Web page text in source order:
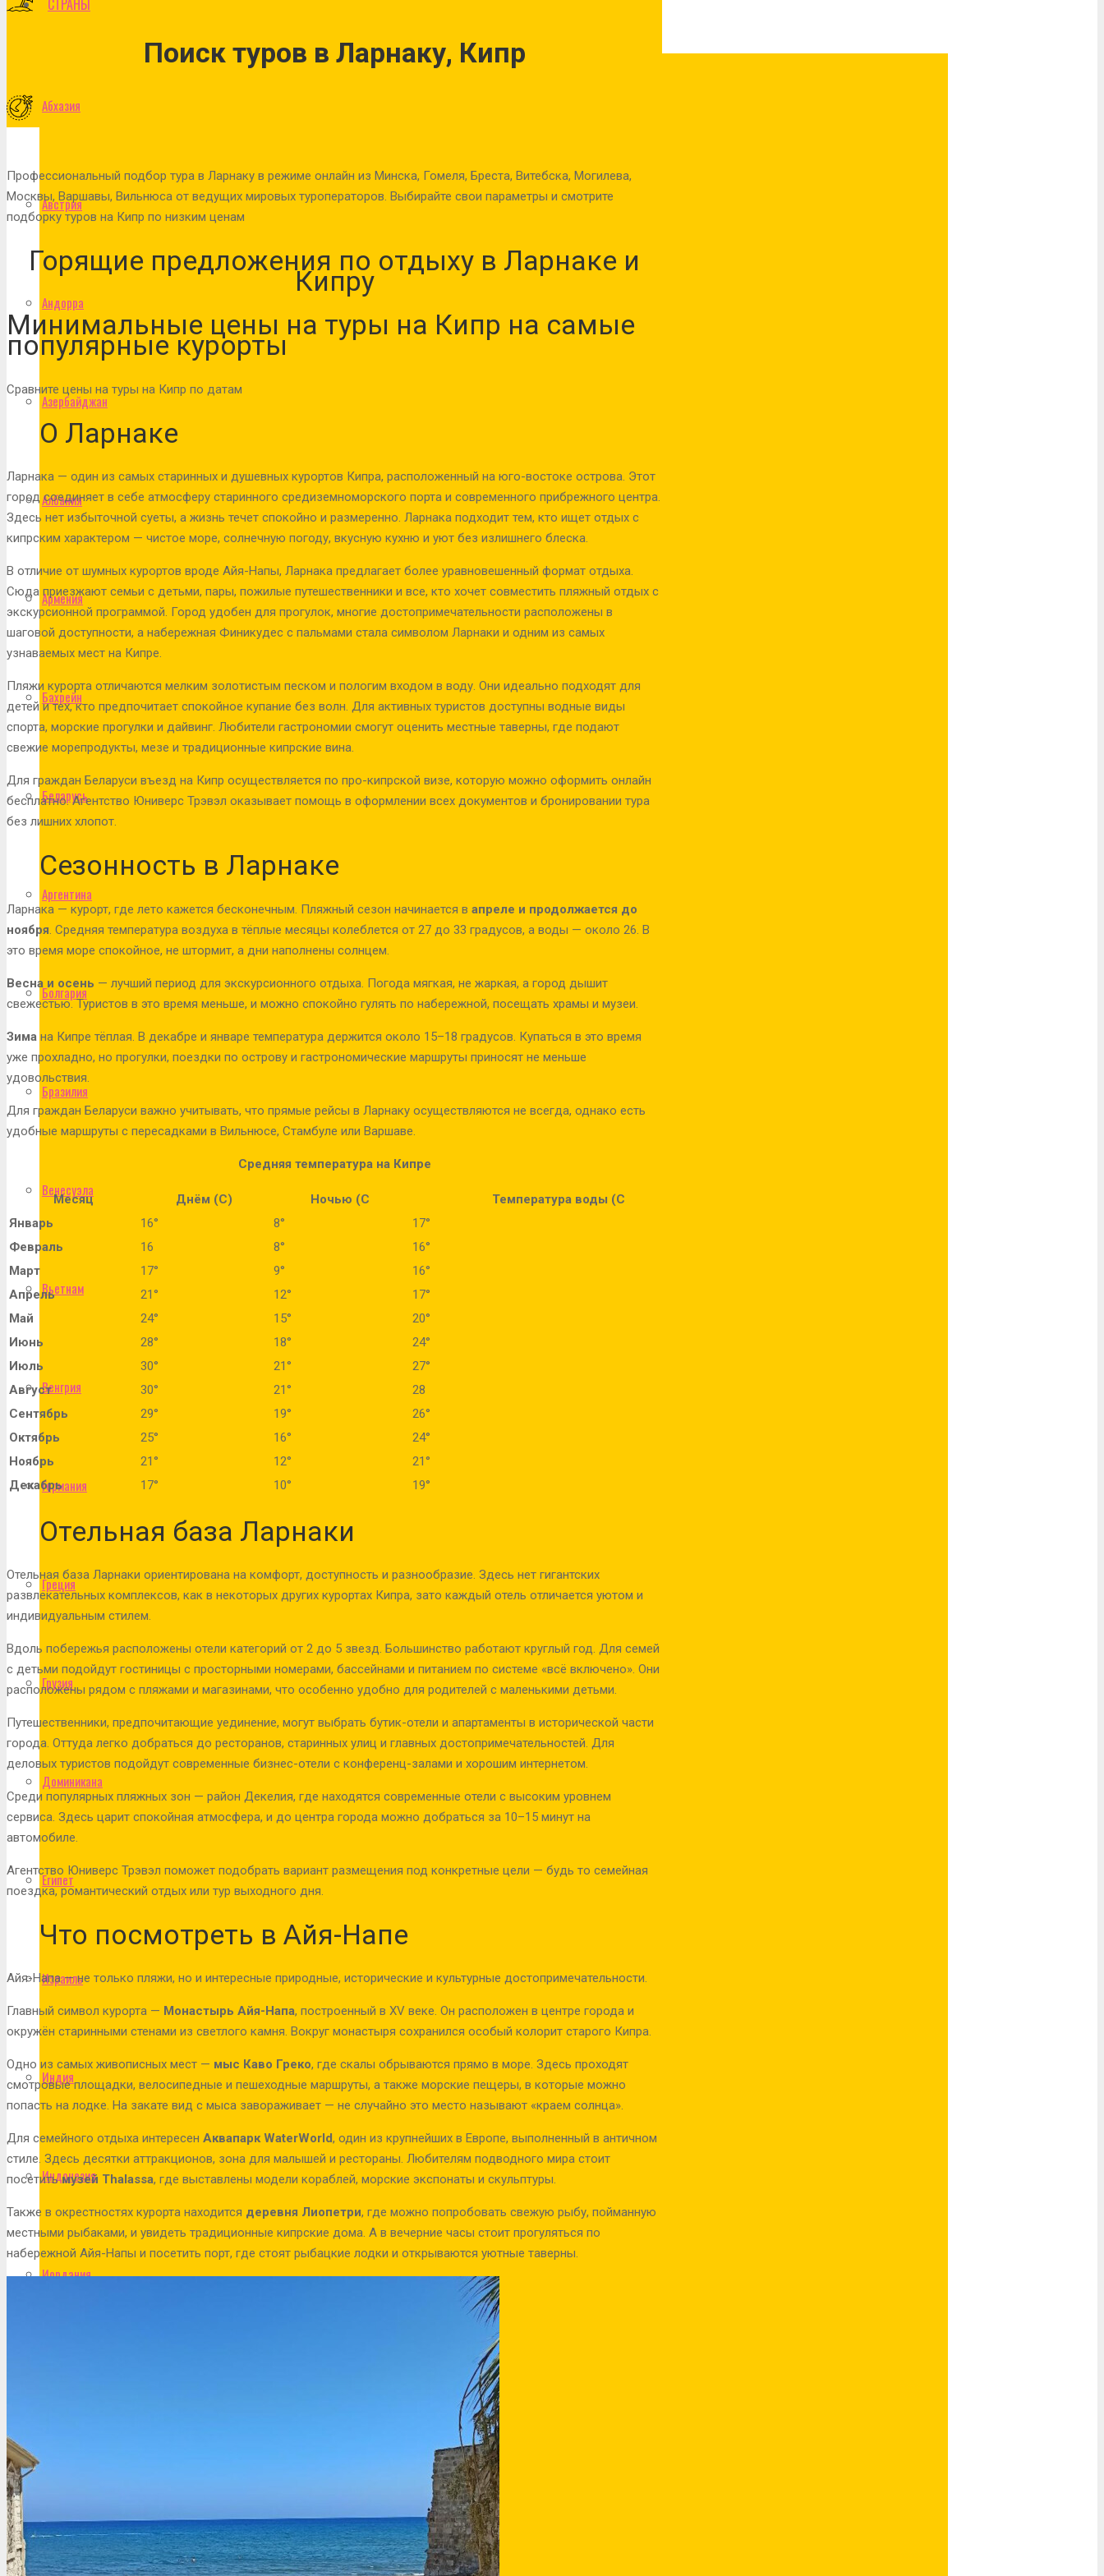
СТРАНЫ
Абхазия
Австрия
Андорра
Азербайджан
Албания
Армения
Бахрейн
Беларусь
Аргентина
Болгария
Бразилия
Венесуэла
Вьетнам
Венгрия
Германия
Греция
Грузия
Доминикана
Египет
Израиль
Индия
Индонезия
Иордания
Италия
Поиск туров в Ларнаку, Кипр
Профессиональный подбор тура в Ларнаку в режиме онлайн из Минска, Гомеля, Бреста, Витебска, Могилева,
Москвы, Варшавы, Вильнюса от ведущих мировых туроператоров. Выбирайте свои параметры и смотрите
подборку туров на Кипр по низким ценам
Горящие предложения по отдыху в Ларнаке и
Кипру
Минимальные цены на туры на Кипр на самые
популярные курорты
Сравните цены на туры на Кипр по датам
О Ларнаке
Ларнака — один из самых старинных и душевных курортов Кипра, расположенный на юго-востоке острова. Этот
город соединяет в себе атмосферу старинного средиземноморского порта и современного прибрежного центра.
Здесь нет избыточной суеты, а жизнь течет спокойно и размеренно. Ларнака подходит тем, кто ищет отдых с
кипрским характером — чистое море, солнечную погоду, вкусную кухню и уют без излишнего блеска.
В отличие от шумных курортов вроде Айя-Напы, Ларнака предлагает более уравновешенный формат отдыха.
Сюда приезжают семьи с детьми, пары, пожилые путешественники и все, кто хочет совместить пляжный отдых с
экскурсионной программой. Город удобен для прогулок, многие достопримечательности расположены в
шаговой доступности, а набережная Финикудес с пальмами стала символом Ларнаки и одним из самых
узнаваемых мест на Кипре.
Пляжи курорта отличаются мелким золотистым песком и пологим входом в воду. Они идеально подходят для
детей и тех, кто предпочитает спокойное купание без волн. Для активных туристов доступны водные виды
спорта, морские прогулки и дайвинг. Любители гастрономии смогут оценить местные таверны, где подают
свежие морепродукты, мезе и традиционные кипрские вина.
Для граждан Беларуси въезд на Кипр осуществляется по про-кипрской визе, которую можно оформить онлайн
бесплатно. Агентство Юниверс Трэвэл оказывает помощь в оформлении всех документов и бронировании тура
без лишних хлопот.
Сезонность в Ларнаке
Ларнака — курорт, где лето кажется бесконечным. Пляжный сезон начинается в апреле и продолжается до
ноября . Средняя температура воздуха в тёплые месяцы колеблется от 27 до 33 градусов, а воды — около 26. В
это время море спокойное, не штормит, а дни наполнены солнцем.
Весна и осень — лучший период для экскурсионного отдыха. Погода мягкая, не жаркая, а город дышит
свежестью. Туристов в это время меньше, и можно спокойно гулять по набережной, посещать храмы и музеи.
Зима на Кипре тёплая. В декабре и январе температура держится около 15–18 градусов. Купаться в это время
уже прохладно, но прогулки, поездки по острову и гастрономические маршруты приносят не меньше
удовольствия.
Для граждан Беларуси важно учитывать, что прямые рейсы в Ларнаку осуществляются не всегда, однако есть
удобные маршруты с пересадками в Вильнюсе, Стамбуле или Варшаве.
Средняя температура на Кипре
Месяц Днём (C) Ночью (C
Температура воды (C
Январь
16° 8°
17°
Февраль
16 8°
16°
Март
17° 9°
16°
Апрель
21° 12°
17°
Май
24° 15°
20°
Июнь
28° 18°
24°
Июль
30° 21°
27°
Август
30° 21°
28
Сентябрь
29° 19°
26°
Октябрь
25° 16°
24°
Ноябрь
21° 12°
21°
Декабрь
17° 10° 19°
Отельная база Ларнаки
Отельная база Ларнаки ориентирована на комфорт, доступность и разнообразие. Здесь нет гигантских
развлекательных комплексов, как в некоторых других курортах Кипра, зато каждый отель отличается уютом и
индивидуальным стилем.
Вдоль побережья расположены отели категорий от 2 до 5 звезд. Большинство работают круглый год. Для семей
с детьми подойдут гостиницы с просторными номерами, бассейнами и питанием по системе «всё включено». Они
расположены рядом с пляжами и магазинами, что особенно удобно для родителей с маленькими детьми.
Путешественники, предпочитающие уединение, могут выбрать бутик-отели и апартаменты в исторической части
города. Оттуда легко добраться до ресторанов, старинных улиц и главных достопримечательностей. Для
деловых туристов подойдут современные бизнес-отели с конференц-залами и хорошим интернетом.
Среди популярных пляжных зон — район Декелия, где находятся современные отели с высоким уровнем
сервиса. Здесь царит спокойная атмосфера, и до центра города можно добраться за 10–15 минут на
автомобиле.
Агентство Юниверс Трэвэл поможет подобрать вариант размещения под конкретные цели — будь то семейная
поездка, романтический отдых или тур выходного дня.
Что посмотреть в Айя-Напе
Айя-Напа — не только пляжи, но и интересные природные, исторические и культурные достопримечательности.
Главный символ курорта — Монастырь Айя-Напа, построенный в XV веке. Он расположен в центре города и
окружён старинными стенами из светлого камня. Вокруг монастыря сохранился особый колорит старого Кипра.
Одно из самых живописных мест — мыс Каво Греко, где скалы обрываются прямо в море. Здесь проходят
смотровые площадки, велосипедные и пешеходные маршруты, а также морские пещеры, в которые можно
попасть на лодке. На закате вид с мыса завораживает — не случайно это место называют «краем солнца».
Для семейного отдыха интересен Аквапарк WaterWorld, один из крупнейших в Европе, выполненный в античном
стиле. Здесь десятки аттракционов, зона для малышей и рестораны. Любителям подводного мира стоит
посетитьмузей Thalassa, где выставлены модели кораблей, морские экспонаты и скульптуры.
Также в окрестностях курорта находится деревня Лиопетри, где можно попробовать свежую рыбу, пойманную
местными рыбаками, и увидеть традиционные кипрские дома. А в вечерние часы стоит прогуляться по
набережной Айя-Напы и посетить порт, где стоят рыбацкие лодки и открываются уютные таверны.